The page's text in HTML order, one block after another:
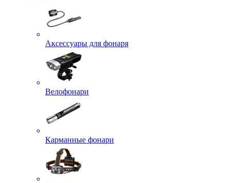
Аксессуары для фонаря
Велофонари
Карманные фонари